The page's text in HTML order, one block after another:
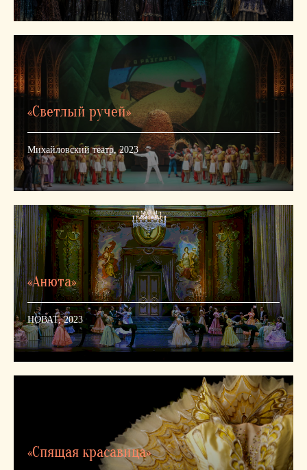
«Светлый ручей»
Михайловский театр, 2023
«Анюта»
НОВАТ, 2023
«Спящая красавица»